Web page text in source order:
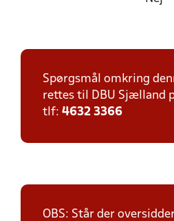
Spørgsmål omkring
rettes til DBU Sjælland
tlf: 4632 3366
OBS: Står der